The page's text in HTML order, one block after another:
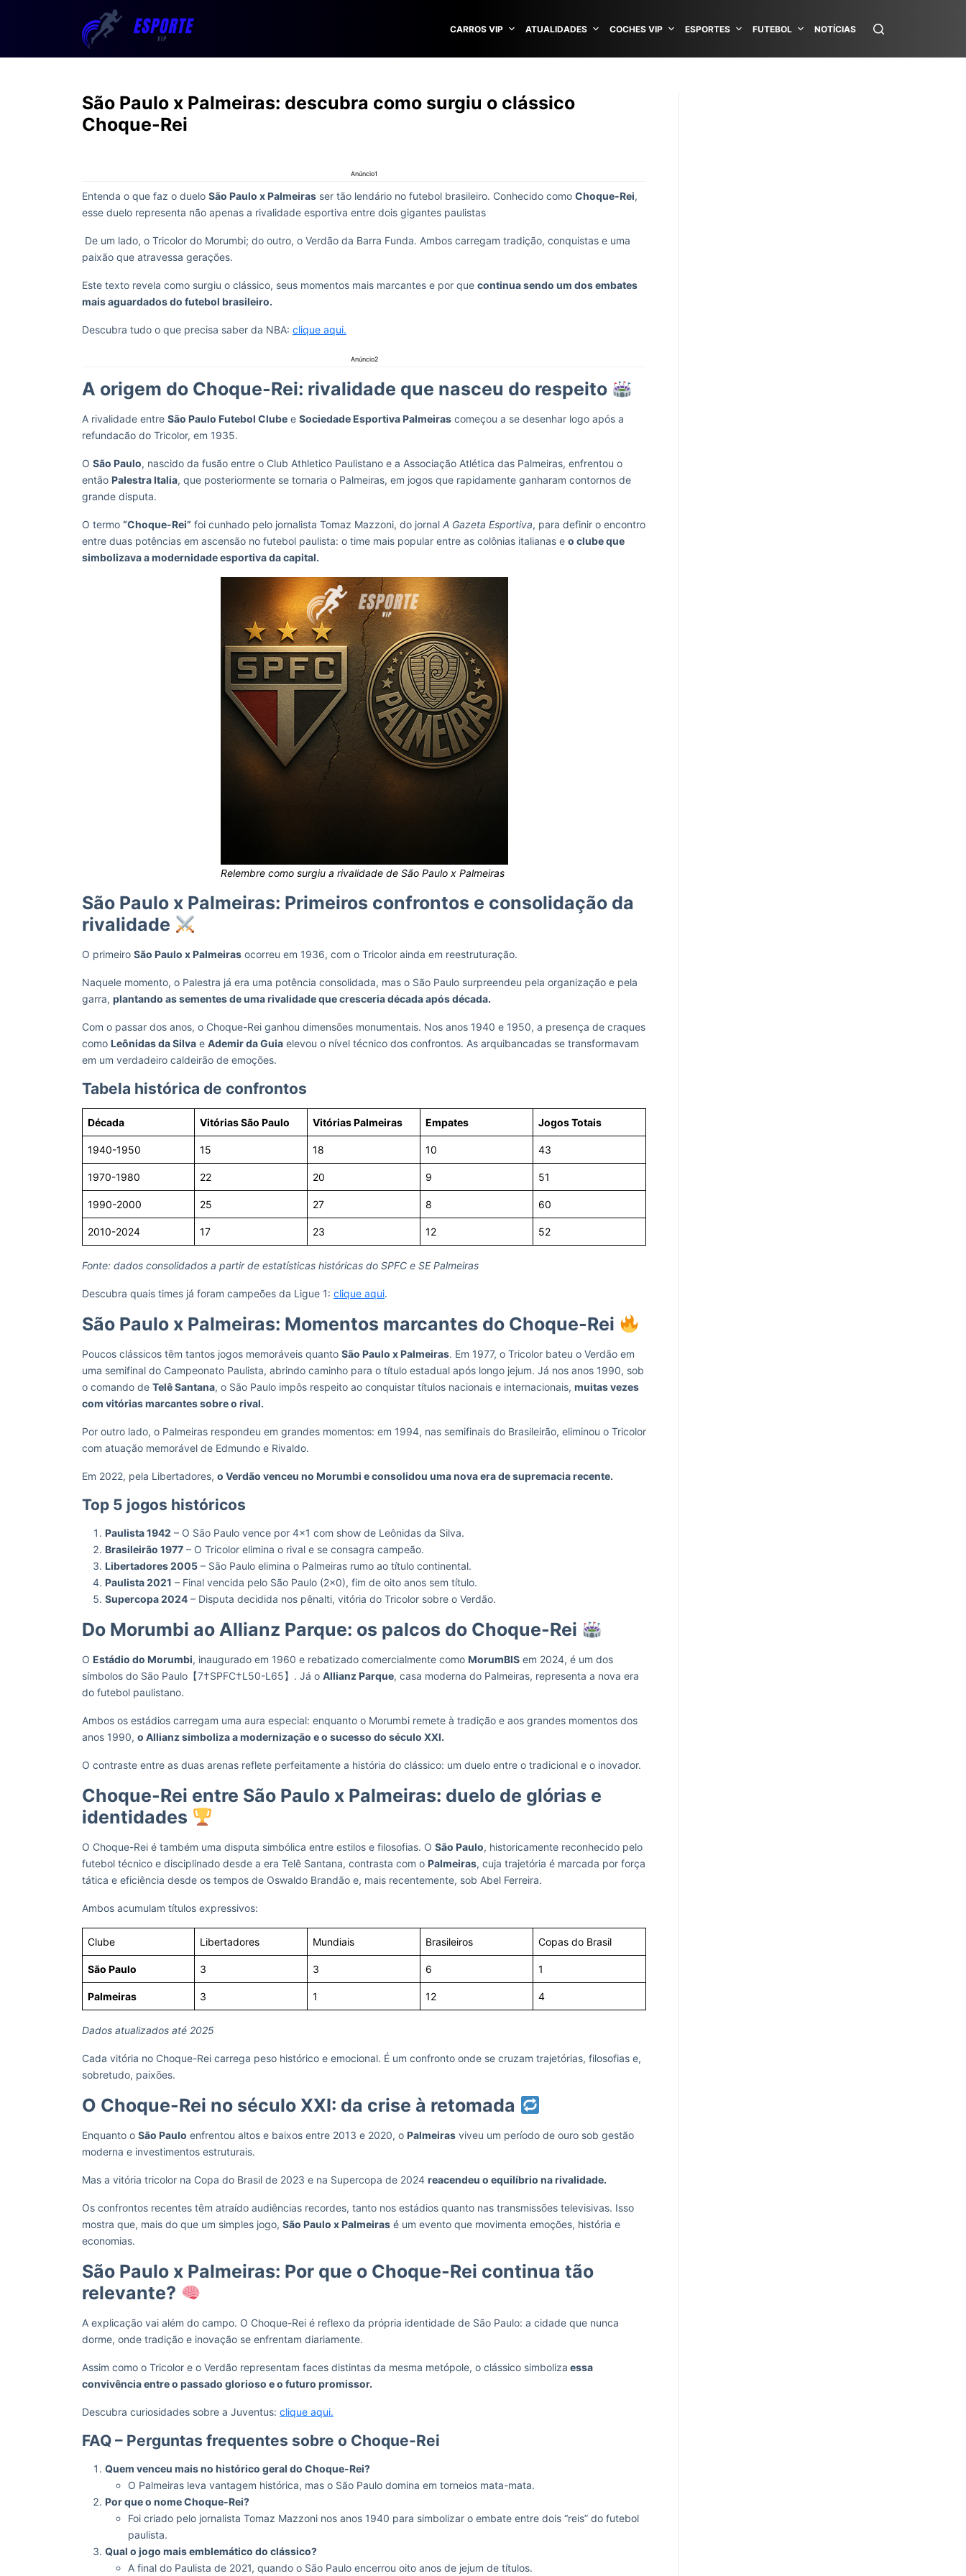
CARROS VIP ATUALIDADES COCHES VIP ESPORTES FUTEBOL NOTÍCIAS
São Paulo x Palmeiras: descubra como surgiu o clássico
Choque-Rei
Anúncio1
Entenda o que faz o duelo São Paulo x Palmeiras ser tão lendário no futebol brasileiro. Conhecido como Choque-Rei,
esse duelo representa não apenas a rivalidade esportiva entre dois gigantes paulistas
De um lado, o Tricolor do Morumbi; do outro, o Verdão da Barra Funda. Ambos carregam tradição, conquistas e uma
paixão que atravessa gerações.
Este texto revela como surgiu o clássico, seus momentos mais marcantes e por que continua sendo um dos embates
mais aguardados do futebol brasileiro.
Descubra tudo o que precisa saber da NBA: clique aqui.
Anúncio2
A origem do Choque-Rei: rivalidade que nasceu do respeito
A rivalidade entre São Paulo Futebol Clube e Sociedade Esportiva Palmeiras começou a se desenhar logo após a
refundacão do Tricolor, em 1935.
O São Paulo, nascido da fusão entre o Club Athletico Paulistano e a Associação Atlética das Palmeiras, enfrentou o
então Palestra Italia, que posteriormente se tornaria o Palmeiras, em jogos que rapidamente ganharam contornos de
grande disputa.
O termo “Choque-Rei” foi cunhado pelo jornalista Tomaz Mazzoni, do jornal A Gazeta Esportiva, para definir o encontro
entre duas potências em ascensão no futebol paulista: o time mais popular entre as colônias italianas e o clube que
simbolizava a modernidade esportiva da capital.
Relembre como surgiu a rivalidade de São Paulo x Palmeiras
São Paulo x Palmeiras: Primeiros confrontos e consolidação da
rivalidade
O primeiro São Paulo x Palmeiras ocorreu em 1936, com o Tricolor ainda em reestruturação.
Naquele momento, o Palestra já era uma potência consolidada, mas o São Paulo surpreendeu pela organização e pela
garra, plantando as sementes de uma rivalidade que cresceria década após década.
Com o passar dos anos, o Choque-Rei ganhou dimensões monumentais. Nos anos 1940 e 1950, a presença de craques
como Leônidas da Silva e Ademir da Guia elevou o nível técnico dos confrontos. As arquibancadas se transformavam
em um verdadeiro caldeirão de emoções.
Tabela histórica de confrontos
Década Vitórias São Paulo Vitórias Palmeiras Empates Jogos Totais
1940-1950 15 18 10 43
1970-1980 22 20 9 51
1990-2000 25 27 8 60
2010-2024 17 23 12 52
Fonte: dados consolidados a partir de estatísticas históricas do SPFC e SE Palmeiras
Descubra quais times já foram campeões da Ligue 1: clique aqui.
São Paulo x Palmeiras: Momentos marcantes do Choque-Rei
Poucos clássicos têm tantos jogos memoráveis quanto São Paulo x Palmeiras. Em 1977, o Tricolor bateu o Verdão em
uma semifinal do Campeonato Paulista, abrindo caminho para o título estadual após longo jejum. Já nos anos 1990, sob
o comando de Telê Santana, o São Paulo impôs respeito ao conquistar títulos nacionais e internacionais, muitas vezes
com vitórias marcantes sobre o rival.
Por outro lado, o Palmeiras respondeu em grandes momentos: em 1994, nas semifinais do Brasileirão, eliminou o Tricolor
com atuação memorável de Edmundo e Rivaldo.
Em 2022, pela Libertadores, o Verdão venceu no Morumbi e consolidou uma nova era de supremacia recente.
Top 5 jogos históricos
Paulista 1942 – O São Paulo vence por 4×1 com show de Leônidas da Silva.
Brasileirão 1977 – O Tricolor elimina o rival e se consagra campeão.
Libertadores 2005 – São Paulo elimina o Palmeiras rumo ao título continental.
Paulista 2021 – Final vencida pelo São Paulo (2×0), fim de oito anos sem título.
Supercopa 2024 – Disputa decidida nos pênalti, vitória do Tricolor sobre o Verdão.
Do Morumbi ao Allianz Parque: os palcos do Choque-Rei
O Estádio do Morumbi, inaugurado em 1960 e rebatizado comercialmente como MorumBIS em 2024, é um dos
símbolos do São Paulo【7†SPFC†L50-L65】. Já o Allianz Parque, casa moderna do Palmeiras, representa a nova era
do futebol paulistano.
Ambos os estádios carregam uma aura especial: enquanto o Morumbi remete à tradição e aos grandes momentos dos
anos 1990, o Allianz simboliza a modernização e o sucesso do século XXI.
O contraste entre as duas arenas reflete perfeitamente a história do clássico: um duelo entre o tradicional e o inovador.
Choque-Rei entre São Paulo x Palmeiras: duelo de glórias e
identidades
O Choque-Rei é também uma disputa simbólica entre estilos e filosofias. O São Paulo, historicamente reconhecido pelo
futebol técnico e disciplinado desde a era Telê Santana, contrasta com o Palmeiras, cuja trajetória é marcada por força
tática e eficiência desde os tempos de Oswaldo Brandão e, mais recentemente, sob Abel Ferreira.
Ambos acumulam títulos expressivos:
Clube Libertadores Mundiais Brasileiros Copas do Brasil
São Paulo 3 3 6 1
Palmeiras 3 1 12 4
Dados atualizados até 2025
Cada vitória no Choque-Rei carrega peso histórico e emocional. É um confronto onde se cruzam trajetórias, filosofias e,
sobretudo, paixões.
O Choque-Rei no século XXI: da crise à retomada
Enquanto o São Paulo enfrentou altos e baixos entre 2013 e 2020, o Palmeiras viveu um período de ouro sob gestão
moderna e investimentos estruturais.
Mas a vitória tricolor na Copa do Brasil de 2023 e na Supercopa de 2024 reacendeu o equilíbrio na rivalidade.
Os confrontos recentes têm atraído audiências recordes, tanto nos estádios quanto nas transmissões televisivas. Isso
mostra que, mais do que um simples jogo, São Paulo x Palmeiras é um evento que movimenta emoções, história e
economias.
São Paulo x Palmeiras: Por que o Choque-Rei continua tão
relevante?
A explicação vai além do campo. O Choque-Rei é reflexo da própria identidade de São Paulo: a cidade que nunca
dorme, onde tradição e inovação se enfrentam diariamente.
Assim como o Tricolor e o Verdão representam faces distintas da mesma metópole, o clássico simboliza essa
convivência entre o passado glorioso e o futuro promissor.
Descubra curiosidades sobre a Juventus: clique aqui.
FAQ – Perguntas frequentes sobre o Choque-Rei
Quem venceu mais no histórico geral do Choque-Rei?
O Palmeiras leva vantagem histórica, mas o São Paulo domina em torneios mata-mata.
Por que o nome Choque-Rei?
Foi criado pelo jornalista Tomaz Mazzoni nos anos 1940 para simbolizar o embate entre dois “reis” do futebol
paulista.
Qual o jogo mais emblemático do clássico?
A final do Paulista de 2021, quando o São Paulo encerrou oito anos de jejum de títulos.